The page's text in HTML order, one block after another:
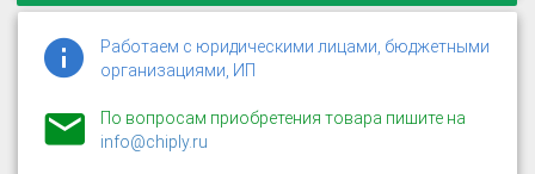
Работаем с юридическими лицами, бюджетными
организациями, ИП
По вопросам приобретения товара пишите на
info@chiply.ru